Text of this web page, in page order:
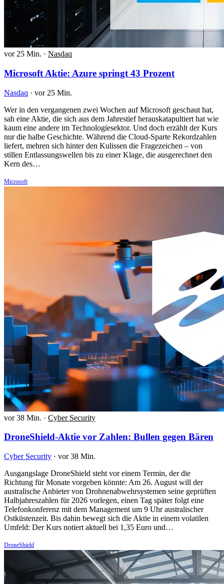
vor 25 Min. · Nasdaq
Microsoft Aktie: Azure springt 43 Prozent
Nasdaq · vor 25 Min.
Wer in den vergangenen zwei Wochen auf Microsoft geschaut hat,
sah eine Aktie, die sich aus dem Jahrestief herauskatapultiert hat wie
kaum eine andere im Technologiesektor. Und doch erzählt der Kurs
nur die halbe Geschichte. Während die Cloud-Sparte Rekordzahlen
liefert, mehren sich hinter den Kulissen die Fragezeichen – von
stillen Entlassungswellen bis zu einer Klage, die ausgerechnet den
Kern des…
Microsoft
vor 38 Min. · Cyber Security
DroneShield-Aktie vor Zahlen: Bullen gegen Bären
Cyber Security · vor 38 Min.
Ausgangslage DroneShield steht vor einem Termin, der die
Richtung für Monate vorgeben könnte: Am 26. August will der
australische Anbieter von Drohnenabwehrsystemen seine geprüften
Halbjahreszahlen für 2026 vorlegen, einen Tag später folgt eine
Telefonkonferenz mit dem Management um 9 Uhr australischer
Ostküstenzeit. Bis dahin bewegt sich die Aktie in einem volatilen
Umfeld: Der Kurs notiert aktuell bei 1,35 Euro und…
DroneShield